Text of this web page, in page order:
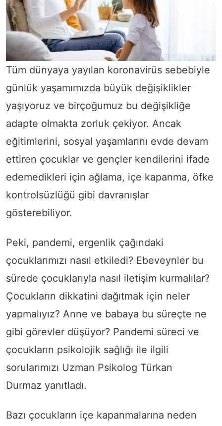
Tüm dünyaya yayılan koronavirüs sebebiyle
günlük yaşamımızda büyük değişiklikler
yaşıyoruz ve birçoğumuz bu değişikliğe
adapte olmakta zorluk çekiyor. Ancak
eğitimlerini, sosyal yaşamlarını evde devam
ettiren çocuklar ve gençler kendilerini ifade
edemedikleri için ağlama, içe kapanma, öfke
kontrolsüzlüğü gibi davranışlar
gösterebiliyor.
Peki, pandemi, ergenlik çağındaki
çocuklarımızı nasıl etkiledi? Ebeveynler bu
sürede çocuklarıyla nasıl iletişim kurmalılar?
Çocukların dikkatini dağıtmak için neler
yapmalıyız? Anne ve babaya bu süreçte ne
gibi görevler düşüyor? Pandemi süreci ve
çocukların psikolojik sağlığı ile ilgili
sorularımızı Uzman Psikolog Türkan
Durmaz yanıtladı.
Bazı çocukların içe kapanmalarına neden